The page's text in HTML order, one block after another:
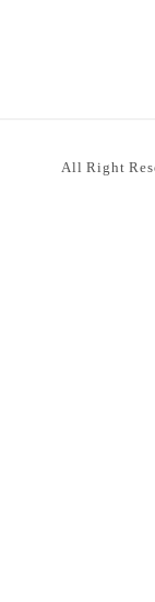
All Right